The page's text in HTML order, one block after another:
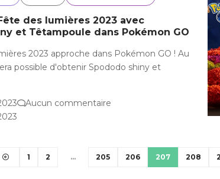
des lumières 2023 avec
et Têtampoule dans Pokémon GO
2023 approche dans Pokémon GO ! Au
possible d'obtenir Spododo shiny et
Aucun commentaire
1 2 … 205 206 207 208